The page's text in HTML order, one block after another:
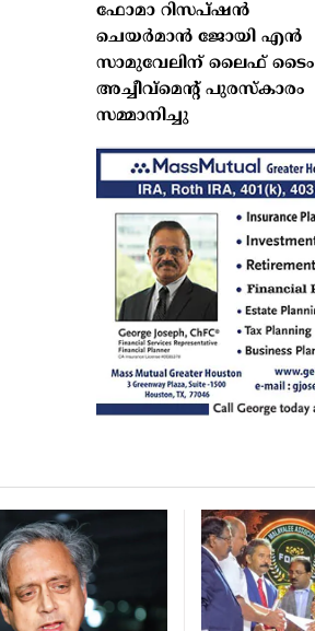
ഫോമാ റിസപ്ഷന്‍
ചെയര്‍മാന്‍ ജോയി എന്‍
സാമുവേലിന് ലൈഫ് ടൈം
അച്ചീവ്‌മെന്റ് പുരസ്‌കാരം
സമ്മാനിച്ചു